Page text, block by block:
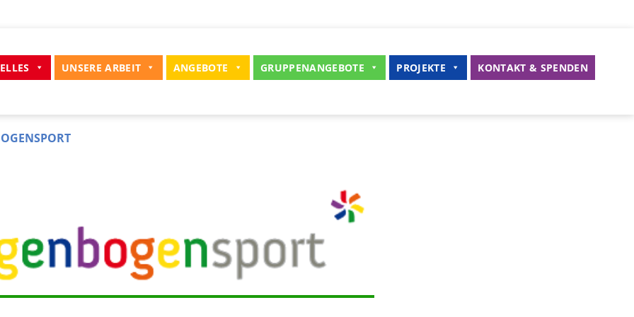
UNSERE ARBEIT ANGEBOTE GRUPPENANGEBOTE PROJEKTE KONTAKT & SPENDEN